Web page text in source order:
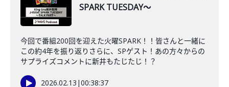
SPARK TUESDAY～
今回で番組200回を迎えた火曜SPARK！！皆さんと一緒に
この約4年を振り返りさらに、SPゲスト！あの方々からの
サプライズコメントに新井もたじたじ！？
2026.02.13 |00:38:37